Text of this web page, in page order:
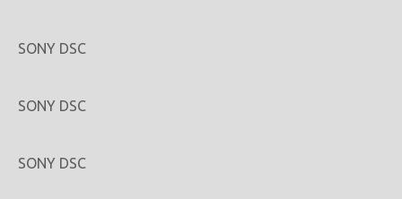
SONY DSC
SONY DSC
SONY DSC